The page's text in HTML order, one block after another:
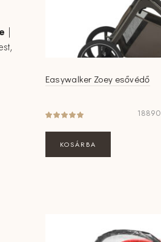
Easywalker Zoey esővédő
18890
KOSÁRBA
|